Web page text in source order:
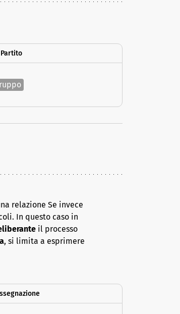
relazione Se invece
In questo caso in
il processo
, si limita a esprimere